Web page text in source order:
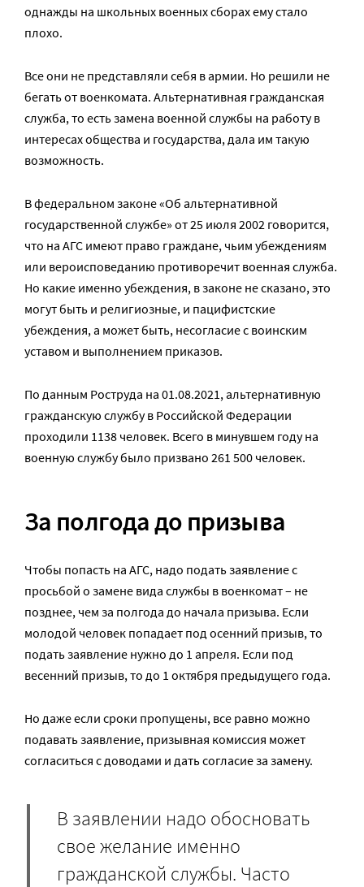
однажды на школьных военных сборах ему стало
плохо.
Все они не представляли себя в армии. Но решили не
бегать от военкомата. Альтернативная гражданская
служба, то есть замена военной службы на работу в
интересах общества и государства, дала им такую
возможность.
В федеральном законе «Об альтернативной
государственной службе» от 25 июля 2002 говорится,
что на АГС имеют право граждане, чьим убеждениям
или вероисповеданию противоречит военная служба.
Но какие именно убеждения, в законе не сказано, это
могут быть и религиозные, и пацифистские
убеждения, а может быть, несогласие с воинским
уставом и выполнением приказов.
По данным Роструда на 01.08.2021, альтернативную
гражданскую службу в Российской Федерации
проходили 1138 человек. Всего в минувшем году на
военную службу было призвано 261 500 человек.
За полгода до призыва
Чтобы попасть на АГС, надо подать заявление с
просьбой о замене вида службы в военкомат – не
позднее, чем за полгода до начала призыва. Если
молодой человек попадает под осенний призыв, то
подать заявление нужно до 1 апреля. Если под
весенний призыв, то до 1 октября предыдущего года.
Но даже если сроки пропущены, все равно можно
подавать заявление, призывная комиссия может
согласиться с доводами и дать согласие за замену.
В заявлении надо обосновать
свое желание именно
гражданской службы. Часто